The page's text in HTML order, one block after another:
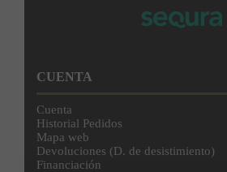
CUENTA
Cuenta
Historial Pedidos
Mapa web
Devoluciones (D. de desistimiento)
Financiación